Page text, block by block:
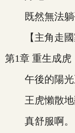
既然無法躺平
【主角走國家
第1章 重生成虎
午後的陽光
王虎懶散地翻
真舒服啊。